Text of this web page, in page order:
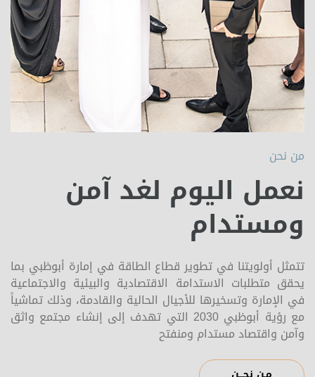
من نحن
نعمل اليوم لغد آمن
ومستدام
تتمثل أولويتنا في تطوير قطاع الطاقة في إمارة أبوظبي بما
يحقق متطلبات الاستدامة الاقتصادية والبيئية والاجتماعية
في الإمارة وتسخيرها للأجيال الحالية والقادمة، وذلك تماشياً
مع رؤية أبوظبي 2030 التي تهدف إلى إنشاء مجتمع واثق
وآمن واقتصاد مستدام ومنفتح